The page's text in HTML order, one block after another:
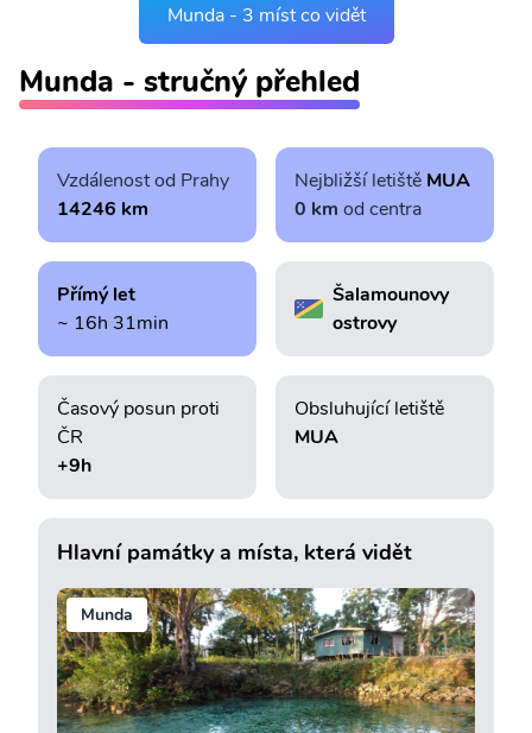
Munda - 3 míst co vidět
Munda - stručný přehled
Vzdálenost od Prahy
14246 km
Nejbližší letiště MUA
0 km od centra
Přímý let
~ 16h 31min
Šalamounovy
ostrovy
Časový posun proti
ČR
+9h
Obsluhující letiště
MUA
Hlavní památky a místa, která vidět
Munda